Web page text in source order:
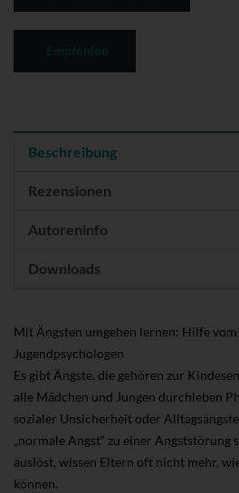
Beschreibung
Rezensionen
Autoreninfo
Downloads
Mit Ängsten umgehen lernen: Hilfe
Jugendpsychologen
Es gibt Ängste, die gehören zur
alle Mädchen und Jungen durchleben
sozialer Unsicherheit oder
„normale Angst“ zu einer Angststörung
auslöst, wissen Eltern oft nicht mehr,
können.